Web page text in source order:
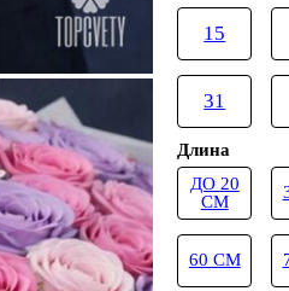
15
31
Длина
ДО 20
СМ
60 СМ